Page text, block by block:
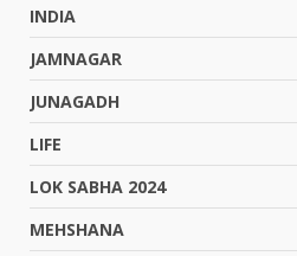
INDIA
JAMNAGAR
JUNAGADH
LIFE
LOK SABHA 2024
MEHSHANA